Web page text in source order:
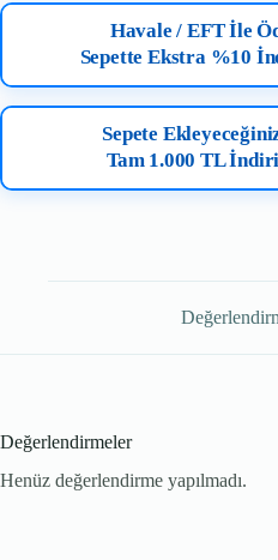
Havale / EFT İle
Sepette Ekstra %10
Sepete
Tam 1.000 TL
Değerlendirmeler
Henüz değerlendirme yapılmadı.